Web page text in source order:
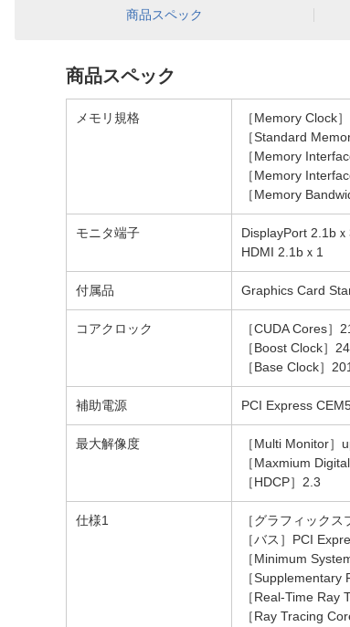
商品スペック
商品スペック
メモリ規格
［Memory Clock
［Standard
［Memory
［Memory
［Memory
モニタ端子
DisplayPort 2.1b
HDMI 2.1bｘ1
付属品 Graphics Card
コアクロック
［CUDA Cores］
［Boost Clock］
［Base Clock］
補助電源 PCI Express
最大解像度
［Multi Monitor］
［Maxmium
［HDCP］2.3
仕様1
［グラフィック
［バス］PCI
［Minimum
［
［Real-Time Ray
［Ray Tracing